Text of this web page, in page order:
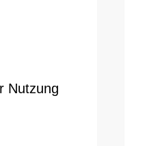
Nutzung